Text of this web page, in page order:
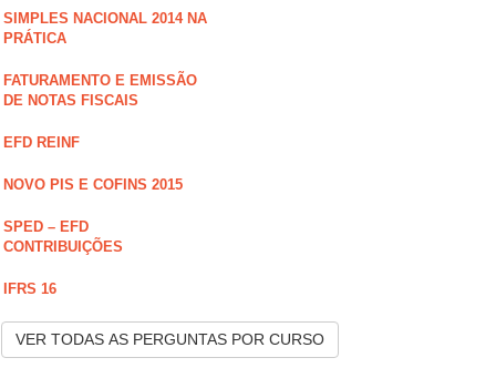
SIMPLES NACIONAL 2014 NA
PRÁTICA
FATURAMENTO E EMISSÃO
DE NOTAS FISCAIS
EFD REINF
NOVO PIS E COFINS 2015
SPED – EFD
CONTRIBUIÇÕES
IFRS 16
VER TODAS AS PERGUNTAS POR CURSO